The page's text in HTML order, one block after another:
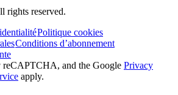
rights reserved.
Politique cookies
Conditions d’abonnement
reCAPTCHA, and the Google Privacy
apply.